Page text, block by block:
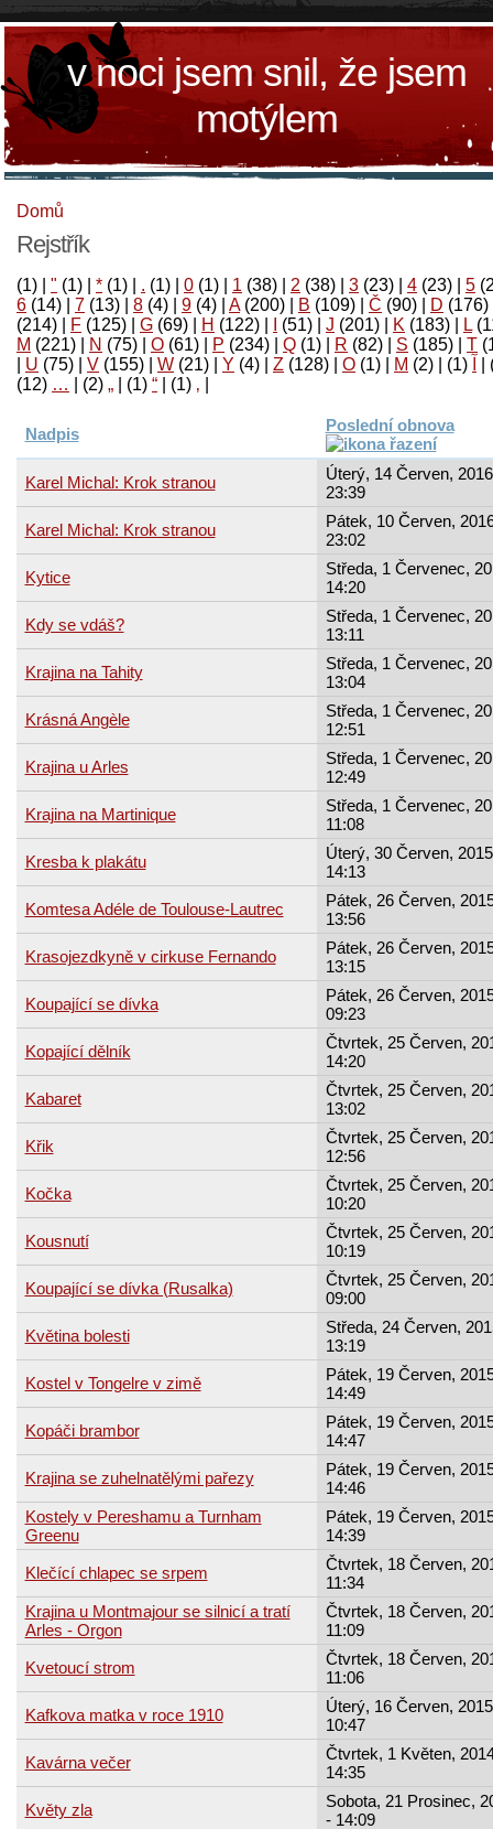
v noci jsem snil, že jsem
motýlem
Domů
Rejstřík
(1) " (1) * (1) . (1) 0 (1) 1 (38) 2 (38) 3 (23) 4 (23) 5
6 (14) 7 (13) 8 (4) 9 (4) A(200) B (109) Č (90) D (176)
(214)
F (125) G (69) H (122) (51) J (201) K (183) L
M (221) N (75) O (61) P (234) Q (1) R (82) S (185) T
U (75) V (155) W (21) Y (4) Z (128) Ο (1) М (2)
(1)
‚
(1)
“
(1)
„
(2)
…
(12)
Nadpis Poslední obnova
Karel Michal: Krok stranou
Úterý, 14 Červen,
23:39
Karel Michal: Krok stranou
Pátek, 10 Červen,
23:02
Kytice
Středa, 1 Červenec,
14:20
Kdy se vdáš?
Středa, 1 Červenec,
13:11
Krajina na Tahity
Středa, 1 Červenec,
13:04
Krásná Angèle
Středa, 1 Červenec,
12:51
Krajina u Arles
Středa, 1 Červenec,
12:49
Krajina na Martinique
Středa, 1 Červenec,
11:08
Kresba k plakátu
Úterý, 30 Červen,
14:13
Komtesa Adéle de Toulouse-Lautrec
Pátek, 26 Červen,
13:56
Krasojezdkyně v cirkuse Fernando
Pátek, 26 Červen,
13:15
Koupající se dívka
Pátek, 26 Červen,
09:23
Kopající dělník
Čtvrtek, 25 Červen,
14:20
Kabaret
Čtvrtek, 25 Červen,
13:02
Křik
Čtvrtek, 25 Červen,
12:56
Kočka
Čtvrtek, 25 Červen,
10:20
Kousnutí
Čtvrtek, 25 Červen,
10:19
Koupající se dívka (Rusalka)
Čtvrtek, 25 Červen,
09:00
Květina bolesti
Středa, 24 Červen,
13:19
Kostel v Tongelre v zimě
Pátek, 19 Červen,
14:49
Kopáči brambor
Pátek, 19 Červen,
14:47
Krajina se zuhelnatělými pařezy
Pátek, 19 Červen,
14:46
Kostely v Pereshamu a Turnham
Greenu
Pátek, 19 Červen,
14:39
Klečící chlapec se srpem
Čtvrtek, 18 Červen,
11:34
Krajina u Montmajour se silnicí a tratí
Arles - Orgon
Čtvrtek, 18 Červen,
11:09
Kvetoucí strom
Čtvrtek, 18 Červen,
11:06
Kafkova matka v roce 1910
Úterý, 16 Červen,
10:47
Kavárna večer
Čtvrtek, 1 Květen,
14:35
Květy zla
Sobota, 21 Prosinec,
- 14:09